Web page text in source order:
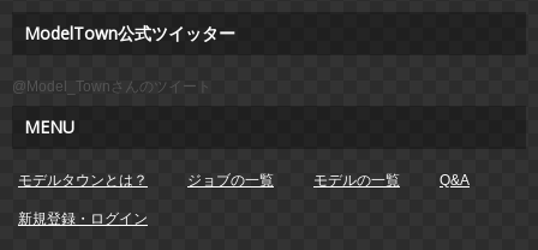
ModelTown公式ツイッター
@Model_Townさんのツイート
MENU
モデルタウンとは？ ジョブの一覧 モデルの一覧 Q&A
新規登録・ログイン